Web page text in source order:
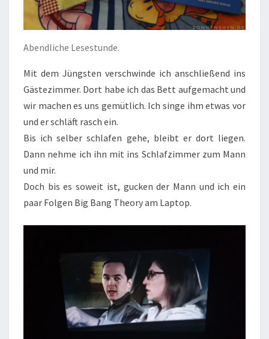
Abendliche Lesestunde.
Mit dem Jüngsten verschwinde ich anschließend ins
Gästezimmer. Dort habe ich das Bett aufgemacht und
wir machen es uns gemütlich. Ich singe ihm etwas vor
und er schläft rasch ein.
Bis ich selber schlafen gehe, bleibt er dort liegen.
Dann nehme ich ihn mit ins Schlafzimmer zum Mann
und mir.
Doch bis es soweit ist, gucken der Mann und ich ein
paar Folgen Big Bang Theory am Laptop.